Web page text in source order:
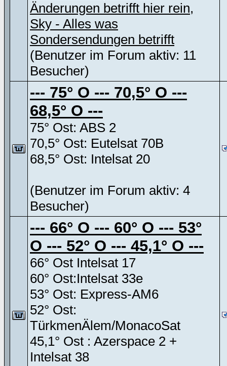
Änderungen betrifft hier rein,
Sky - Alles was
Sondersendungen betrifft
(Benutzer im Forum aktiv: 11
Besucher)
--- 75° O --- 70,5° O ---
68,5° O ---
75° Ost: ABS 2
70,5° Ost: Eutelsat 70B
68,5° Ost: Intelsat 20
(Benutzer im Forum aktiv: 4
Besucher)
--- 66° O --- 60° O --- 53°
O --- 52° O --- 45,1° O ---
66° Ost Intelsat 17
60° Ost:Intelsat 33e
53° Ost: Express-AM6
52° Ost:
TürkmenÄlem/MonacoSat
45,1° Ost : Azerspace 2 +
Intelsat 38